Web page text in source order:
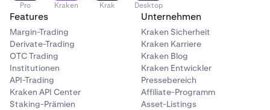
Pro Kraken Krak Desktop
Features
Margin-Trading
Derivate-Trading
OTC Trading
Institutionen
API-Trading
Kraken API Center
Staking-Prämien
Unternehmen
Kraken Sicherheit
Kraken Karriere
Kraken Blog
Kraken Entwickler
Pressebereich
Affiliate-Programm
Asset-Listings